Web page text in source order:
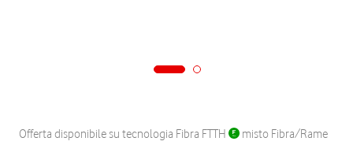
Offerta disponibile su tecnologia Fibra FTTH
misto Fibra/Rame